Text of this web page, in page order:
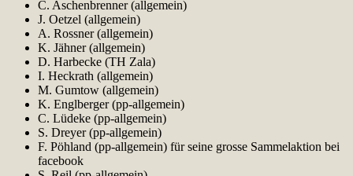
C. Aschenbrenner (allgemein)
J. Oetzel (allgemein)
A. Rossner (allgemein)
K. Jähner (allgemein)
D. Harbecke (TH Zala)
I. Heckrath (allgemein)
M. Gumtow (allgemein)
K. Englberger (pp-allgemein)
C. Lüdeke (pp-allgemein)
S. Dreyer (pp-allgemein)
F. Pöhland (pp-allgemein) für seine grosse Sammelaktion bei
facebook